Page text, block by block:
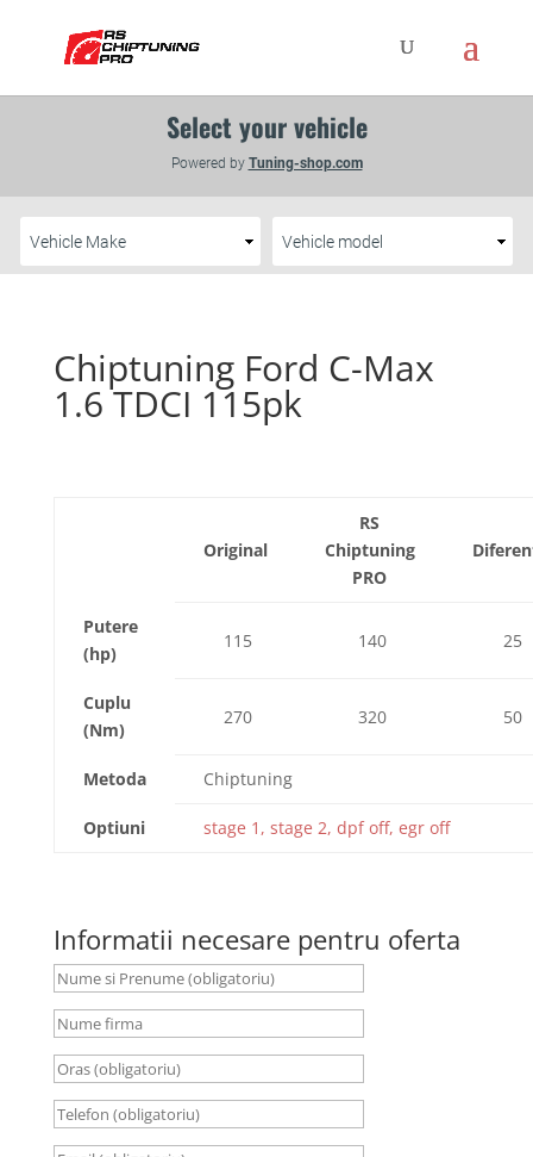
Chiptuning Ford C-Max
1.6 TDCI 115pk
Original
RS
Chiptuning
PRO
Putere
(hp)
115 140 25
Cuplu
(Nm)
270 320 50
Metoda Chiptuning
Optiuni stage 1, stage 2, dpf off, egr off
Informatii necesare pentru oferta